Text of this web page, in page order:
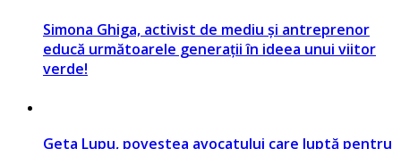
Simona Ghiga, activist de mediu și antreprenor
educă următoarele generații în ideea unui viitor
verde!
Geta Lupu, povestea avocatului care luptă pentru